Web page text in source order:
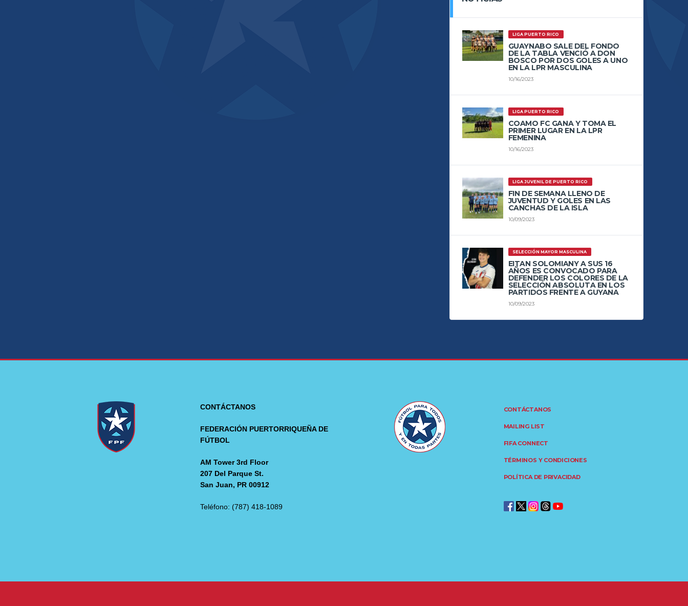
LIGA PUERTO RICO
GUAYNABO SALE DEL FONDO
DE LA TABLA VENCIÓ A DON
BOSCO POR DOS GOLES A UNO
EN LA LPR MASCULINA
10/16/2023
LIGA PUERTO RICO
COAMO FC GANA Y TOMA EL
PRIMER LUGAR EN LA LPR
FEMENINA
10/16/2023
LIGA JUVENIL DE PUERTO RICO
FIN DE SEMANA LLENO DE
JUVENTUD Y GOLES EN LAS
CANCHAS DE LA ISLA
10/09/2023
SELECCIÓN MAYOR MASCULINA
EITAN SOLOMIANY A SUS 16
AÑOS ES CONVOCADO PARA
DEFENDER LOS COLORES DE LA
SELECCIÓN ABSOLUTA EN LOS
PARTIDOS FRENTE A GUYANA
10/09/2023
CONTÁCTANOS
FEDERACIÓN PUERTORRIQUEÑA DE
FÚTBOL
AM Tower 3rd Floor
207 Del Parque St.
San Juan, PR 00912
Teléfono: (787) 418-1089
CONTÁCTANOS
MAILING LIST
FIFA CONNECT
TÉRMINOS Y CONDICIONES
POLÍTICA DE PRIVACIDAD